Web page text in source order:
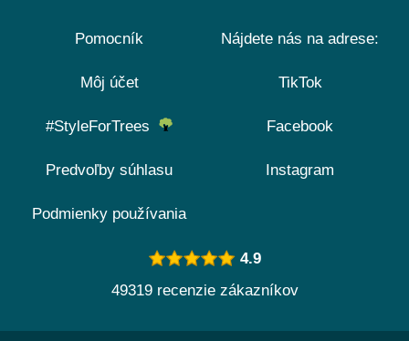
Pomocník
Môj účet
#StyleForTrees
Predvoľby súhlasu
Podmienky používania
Nájdete nás na adrese:
TikTok
Facebook
Instagram
4.9
49319 recenzie zákazníkov